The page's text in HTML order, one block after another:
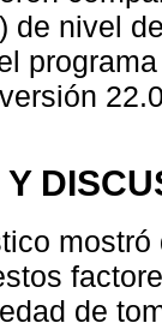
de nivel
de